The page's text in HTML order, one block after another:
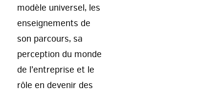
modèle universel, les
enseignements de
son parcours, sa
perception du monde
de l’entreprise et le
rôle en devenir des